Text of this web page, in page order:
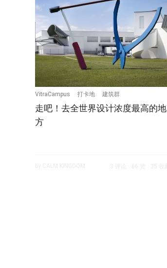
VitraCampus 打卡地 建筑群
走吧！去全世界设计浓度最高的地
方